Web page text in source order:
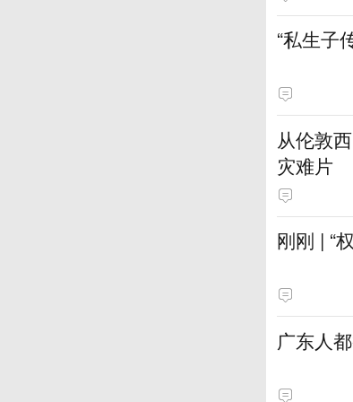
“私生子
从伦敦
灾难片
刚刚 | “
广东人